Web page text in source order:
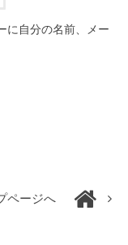
に自分の名前、メー
ページへ